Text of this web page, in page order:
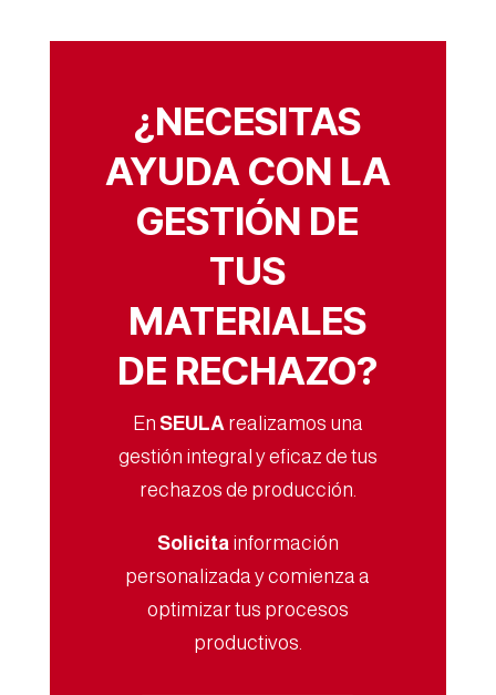
¿NECESITAS
AYUDA CON LA
GESTIÓN DE
TUS
MATERIALES
DE RECHAZO?
En SEULArealizamos una
gestión integral y eficaz de tus
rechazos de producción.
Solicitainformación
personalizada y comienza a
optimizar tus procesos
productivos.